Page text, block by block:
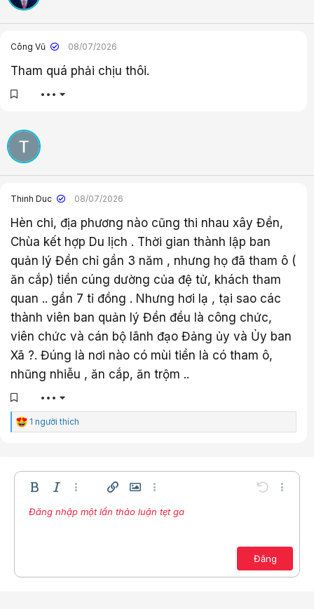
Công Vũ 08/07/2026
Tham quá phải chịu thôi.
•••
Thinh Duc 08/07/2026
Hèn chi, địa phương nào cũng thi nhau xây Đền,
Chùa kết hợp Du lịch . Thời gian thành lập ban
quản lý Đền chỉ gần 3 năm , nhưng họ đã tham ô (
ăn cắp) tiền cúng dường của đệ tử, khách tham
quan .. gần 7 tỉ đồng . Nhưng hơi lạ , tại sao các
thành viên ban quản lý Đền đều là công chức,
viên chức và cán bộ lãnh đạo Đảng ủy và Ủy ban
Xã ?. Đúng là nơi nào có mùi tiền là có tham ô,
nhũng nhiễu , ăn cắp, ăn trộm ..
•••
C
ả
1 người thích
Bold In nghiêngThêm tùy chọn…
Chèn liên kết
Chèn hình ảnh
Thêm tùy chọn… Undo Thêm
Kích thước
9
15
Màu chữPhông chữArial
Georgia
Danh sách
Danh sách có thứ tự
Căn lề
Căn trái
Justify text
Paragraph format
Gạch ngang
CompareMặt cườiTrích dẫn
MediaInsert table
Insert horizontal line
Spoiler
RedoToggle BB code
Xóa định dạng
Bản thảoLưu nháp
Đăng nhập một lần thảo luận tẹt ga
Đăng